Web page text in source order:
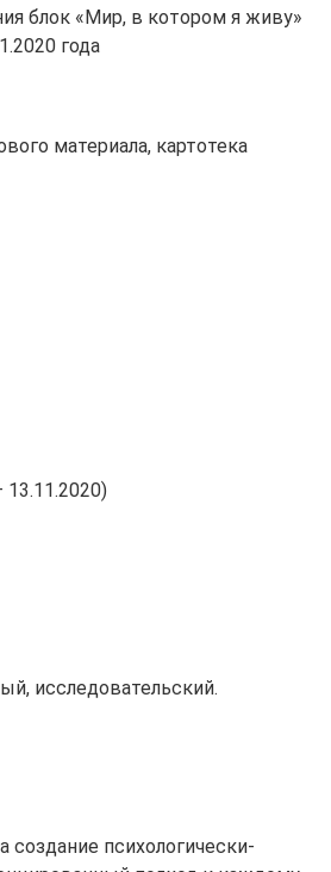
блок «Мир, в котором я живу»
года
материала, картотека
13.11.2020)
исследовательский.
создание психологически-